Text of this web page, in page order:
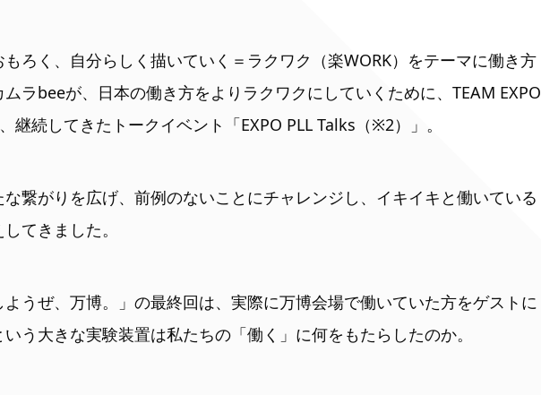
もろく、自分らしく描いていく＝ラクワク（楽WORK）をテーマに働き方
ラbeeが、日本の働き方をよりラクワクにしていくために、TEAM EXPO
継続してきたトークイベント「EXPO PLL Talks（※2）」。
繋がりを広げ、前例のないことにチャレンジし、イキイキと働いている
てきました。
うぜ、万博。」の最終回は、実際に万博会場で働いていた方をゲストに
う大きな実験装置は私たちの「働く」に何をもたらしたのか。